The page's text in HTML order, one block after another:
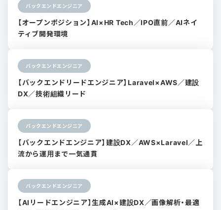
バックエンドエンジニア
【オープンポジション】AI×HR Tech／IPO直前／AIネイ
ティブ開発環境
バックエンドエンジニア
【バックエンドリードエンジニア】Laravel×AWS／建設
DX／技術組織リード
バックエンドエンジニア
【バックエンドエンジニア】建設DX／AWS×Laravel／上
流から運用まで一気通貫
バックエンドエンジニア
【AIリードエンジニア】生成AI×建設DX／画像解析・最適